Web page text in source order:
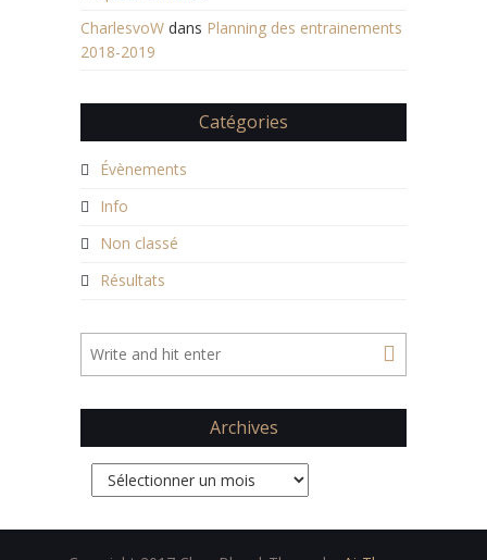
CharlesvoW dans Planning des entrainements
2018-2019
Catégories
Évènements
Info
Non classé
Résultats
Archives
Archives